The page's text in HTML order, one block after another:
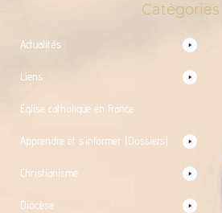
Catégories
Actualités
Liens
Église catholique en France
Apprendre et s’informer (Dossiers)
Christianisme
Diocèse